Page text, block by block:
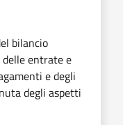
bilancio
entrate e
e degli
degli aspetti